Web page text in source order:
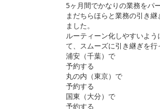
5ヶ月間でかなりの業務をパ
まだちらほらと業務の引き
ました。
ルーティーン化しやすいよ
て、スムーズに引き継ぎを行
浦安（千葉）で
予約する
丸の内（東京）で
予約する
国東（大分）で
予約する